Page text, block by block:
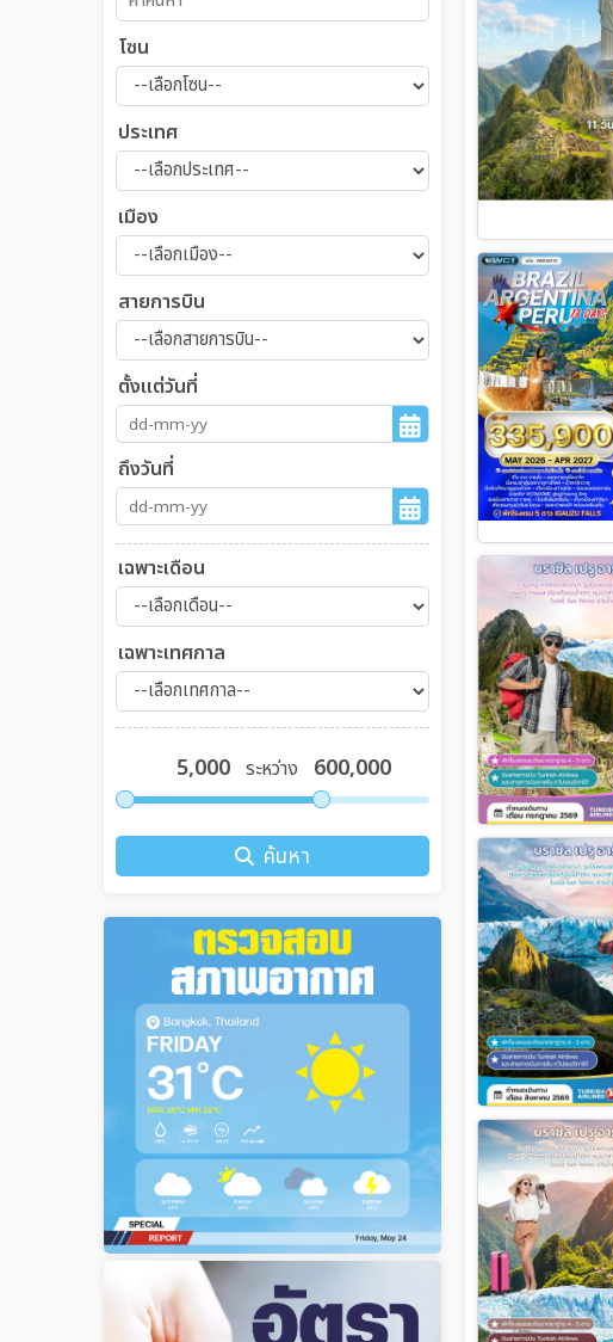
โซน
ประเทศ
เมือง
สายการบิน
ตั้งแต่วันที่
ถึงวันที่
เฉพาะเดือน
เฉพาะเทศกาล
ระหว่าง
ค้นหา